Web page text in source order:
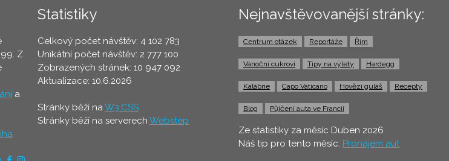
Z
a
Statistiky
Celkový počet návštěv: 4 102 783
Unikátní počet návštěv: 2 777 100
Zobrazených stránek: 10 947 092
Aktualizace: 10.6.2026
Stránky běží naW3.CSS
Stránky běží na serverech Webstep
Nejnavštěvovanější stránky:
Centrum otázek Reportáže Řím
Vánoční cukroví Tipy na výlety Hardegg
Kalábrie Capo Vaticano Hovězí guláš Recepty
Blog Půjčení auta ve Francii
Ze statistiky za měsíc Duben 2026
Náš tip pro tento měsíc: Pronájem aut